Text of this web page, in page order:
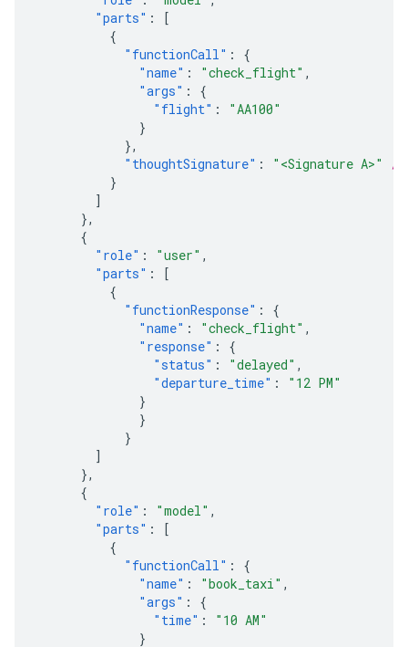
"parts" :
[
{
"functionCall" :
{
"name" : "check_flight" ,
"args" :
{
"flight" :
"AA100"
}
},
"thoughtSignature" : "<Signature A>"
//
}
]
},
{
"role" : "user" ,
"parts" :
[
{
"functionResponse" :
{
"name" : "check_flight" ,
"response" :
{
"status" : "delayed" ,
"departure_time" :
"12 PM"
}
}
}
]
},
{
"role" : "model" ,
"parts" :
[
{
"functionCall" :
{
"name" : "book_taxi" ,
"args" :
{
"time" :
"10 AM"
}